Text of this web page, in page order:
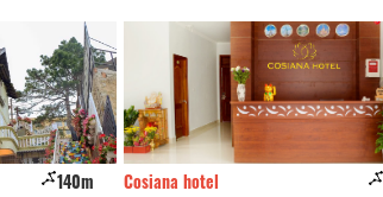
140m Cosiana hotel